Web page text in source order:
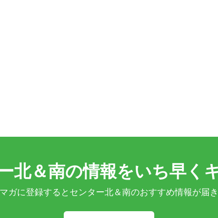
北＆南の情報をいち早く
ガに登録するとセンター北＆南のおすすめ情報が届